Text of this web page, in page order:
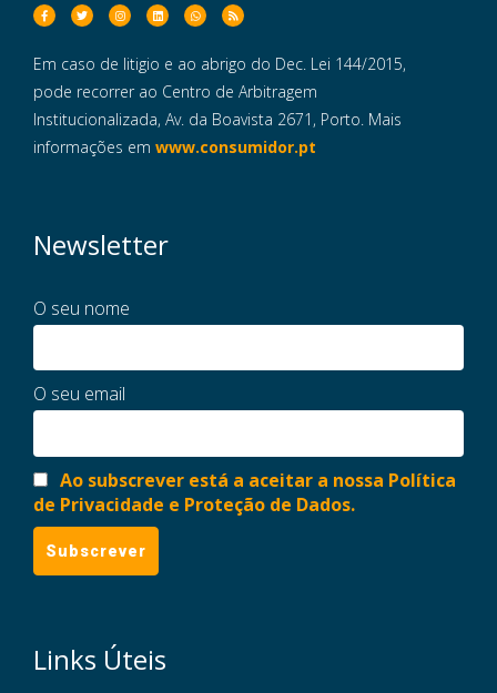
Em caso de litigio e ao abrigo do Dec. Lei 144/2015,
pode recorrer ao Centro de Arbitragem
Institucionalizada, Av. da Boavista 2671, Porto. Mais
informações em www.consumidor.pt
Links Úteis
Newsletter
O seu nome
O seu email
Ao subscrever está a aceitar a nossa Política
de Privacidade e Proteção de Dados.